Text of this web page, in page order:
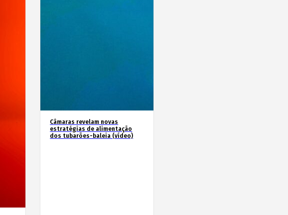
Câmaras revelam novas
estratégias de alimentação
dos tubarões-baleia (vídeo)